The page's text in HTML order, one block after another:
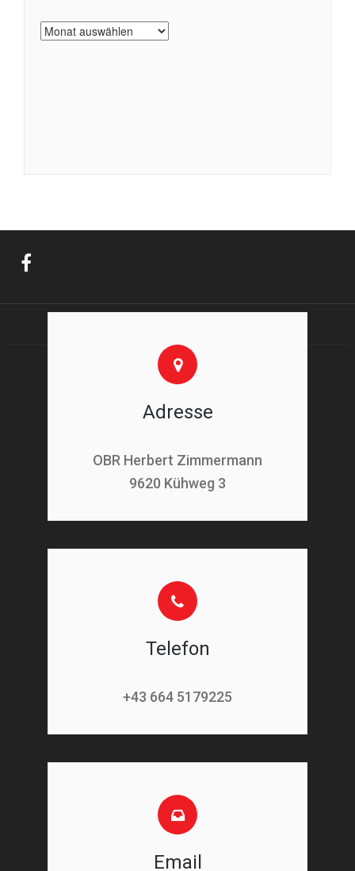
Archiv
Adresse
OBR Herbert Zimmermann
9620 Kühweg 3
Telefon
+43 664 5179225
Email